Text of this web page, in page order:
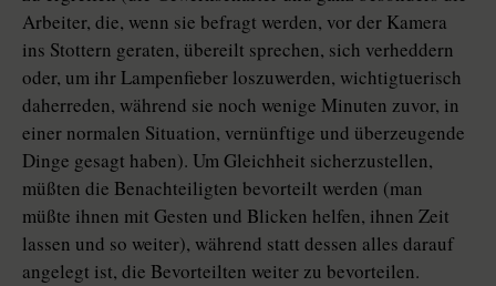
Arbeiter, die, wenn sie befragt werden, vor der Kamera
ins Stottern geraten, übereilt sprechen, sich verheddern
oder, um ihr Lampenfieber loszuwerden, wichtigtuerisch
daherreden, während sie noch wenige Minuten zuvor, in
einer normalen Situation, vernünftige und überzeugende
Dinge gesagt haben). Um Gleichheit sicherzustellen,
müßten die Benachteiligten bevorteilt werden (man
müßte ihnen mit Gesten und Blicken helfen, ihnen Zeit
lassen und so weiter), während statt dessen alles darauf
angelegt ist, die Bevorteilten weiter zu bevorteilen.